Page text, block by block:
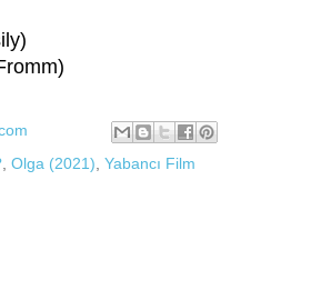
Olga (2021) Yabancı Film